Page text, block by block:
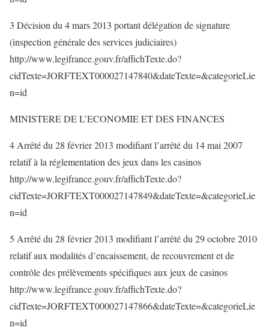
3 Décision du 4 mars 2013 portant délégation de signature
(inspection générale des services judiciaires)
http://www.legifrance.gouv.fr/affichTexte.do?
cidTexte=JORFTEXT000027147840&dateTexte=&categorieLie
n=id
MINISTERE DE L’ECONOMIE ET DES FINANCES
4 Arrêté du 28 février 2013 modifiant l’arrêté du 14 mai 2007
relatif à la réglementation des jeux dans les casinos
http://www.legifrance.gouv.fr/affichTexte.do?
cidTexte=JORFTEXT000027147849&dateTexte=&categorieLie
n=id
5 Arrêté du 28 février 2013 modifiant l’arrêté du 29 octobre 2010
relatif aux modalités d’encaissement, de recouvrement et de
contrôle des prélèvements spécifiques aux jeux de casinos
http://www.legifrance.gouv.fr/affichTexte.do?
cidTexte=JORFTEXT000027147866&dateTexte=&categorieLie
n=id